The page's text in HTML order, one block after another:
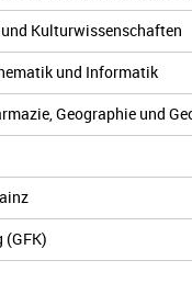
Kulturwissenschaften
und Informatik
Geographie und
(GFK)